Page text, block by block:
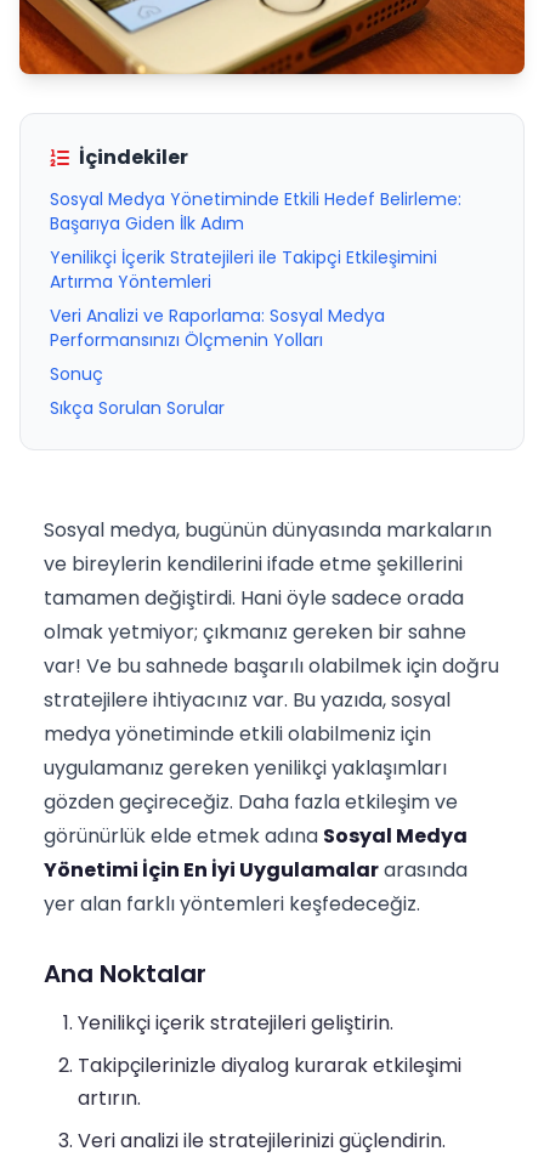
İçindekiler
Sosyal Medya Yönetiminde Etkili Hedef Belirleme:
Başarıya Giden İlk Adım
Yenilikçi İçerik Stratejileri ile Takipçi Etkileşimini
Artırma Yöntemleri
Veri Analizi ve Raporlama: Sosyal Medya
Performansınızı Ölçmenin Yolları
Sonuç
Sıkça Sorulan Sorular
Sosyal medya, bugünün dünyasında markaların
ve bireylerin kendilerini ifade etme şekillerini
tamamen değiştirdi. Hani öyle sadece orada
olmak yetmiyor; çıkmanız gereken bir sahne
var! Ve bu sahnede başarılı olabilmek için doğru
stratejilere ihtiyacınız var. Bu yazıda, sosyal
medya yönetiminde etkili olabilmeniz için
uygulamanız gereken yenilikçi yaklaşımları
gözden geçireceğiz. Daha fazla etkileşim ve
görünürlük elde etmek adına Sosyal Medya
Yönetimi İçin En İyi Uygulamalararasında
yer alan farklı yöntemleri keşfedeceğiz.
Ana Noktalar
Yenilikçi içerik stratejileri geliştirin.
Takipçilerinizle diyalog kurarak etkileşimi
artırın.
Veri analizi ile stratejilerinizi güçlendirin.